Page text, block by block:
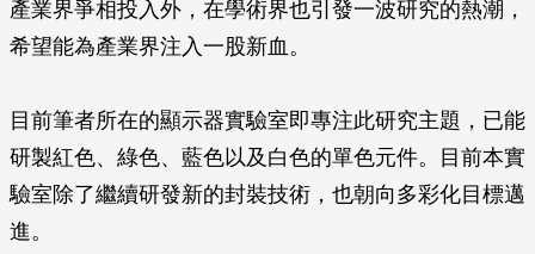
產業界爭相投入外，在學術界也引發一波研究的熱潮，
希望能為產業界注入一股新血。
目前筆者所在的顯示器實驗室即專注此研究主題，已能
研製紅色、綠色、藍色以及白色的單色元件。目前本實
驗室除了繼續研發新的封裝技術，也朝向多彩化目標邁
進。